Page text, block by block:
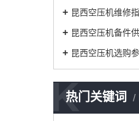
昆西空压机维修指
昆西空压机备件
昆西空压机选购
热门关键词
K